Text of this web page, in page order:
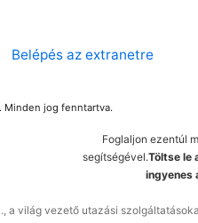
Belépés az extranetre
Minden jog fenntartva.
Foglaljon ezentúl
segítségével.Töltse le
ingyenes
a világ vezető utazási